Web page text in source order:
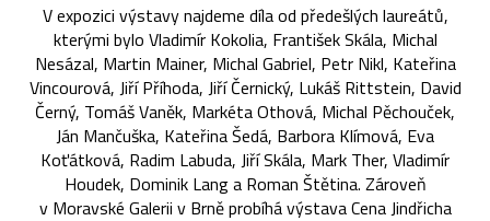
V expozici výstavy najdeme díla od předešlých laureátů,
kterými bylo Vladimír Kokolia, František Skála, Michal
Nesázal, Martin Mainer, Michal Gabriel, Petr Nikl, Kateřina
Vincourová, Jiří Příhoda, Jiří Černický, Lukáš Rittstein, David
Černý, Tomáš Vaněk, Markéta Othová, Michal Pěchouček,
Ján Mančuška, Kateřina Šedá, Barbora Klímová, Eva
Koťátková, Radim Labuda, Jiří Skála, Mark Ther, Vladimír
Houdek, Dominik Lang a Roman Štětina. Zároveň
v Moravské Galerii v Brně probíhá výstava Cena Jindřicha